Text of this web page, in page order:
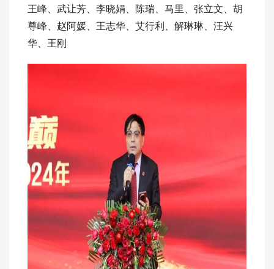
王峰、武让芳、李晓娟、陈瑞、马里、张立文、胡
尊峰、赵阿媛、王志华、艾行利、解琳琳、汪兴
华、王刚